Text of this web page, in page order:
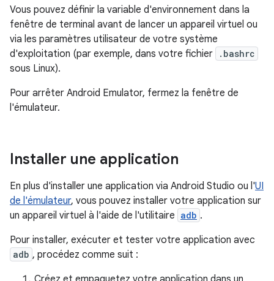
Vous pouvez définir la variable d'environnement dans la
fenêtre de terminal avant de lancer un appareil virtuel ou
via les paramètres utilisateur de votre système
d'exploitation (par exemple, dans votre fichier
.bashrc
sous Linux).
Pour arrêter Android Emulator, fermez la fenêtre de
l'émulateur.
Installer une application
En plus d'installer une application via Android Studio ou l'UI
de l'émulateur, vous pouvez installer votre application sur
un appareil virtuel à l'aide de l'utilitaire adb .
Pour installer, exécuter et tester votre application avec
adb , procédez comme suit :